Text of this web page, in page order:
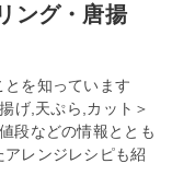
ング・唐揚
を知っています
げ,天ぷら,カット＞
段などの情報ととも
レンジレシピも紹